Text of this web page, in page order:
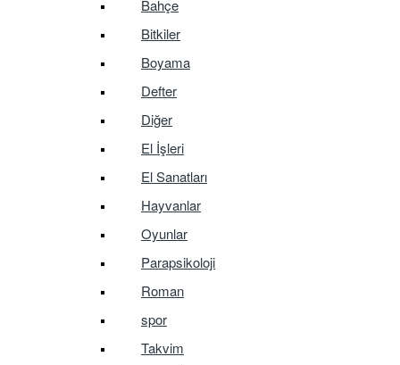
Bahçe
Bitkiler
Boyama
Defter
Diğer
El İşleri
El Sanatları
Hayvanlar
Oyunlar
Parapsikoloji
Roman
spor
Takvim